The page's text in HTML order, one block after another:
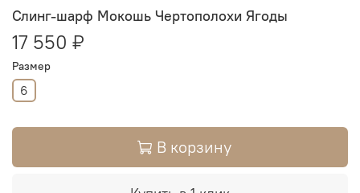
Слинг-шарф Мокошь Чертополохи Ягоды
17 550 ₽
Размер
6
В корзину